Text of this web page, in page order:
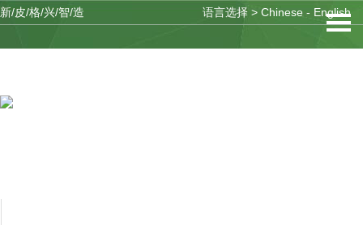
新/皮/格/兴/智/造 语言选择 > Chinese - English